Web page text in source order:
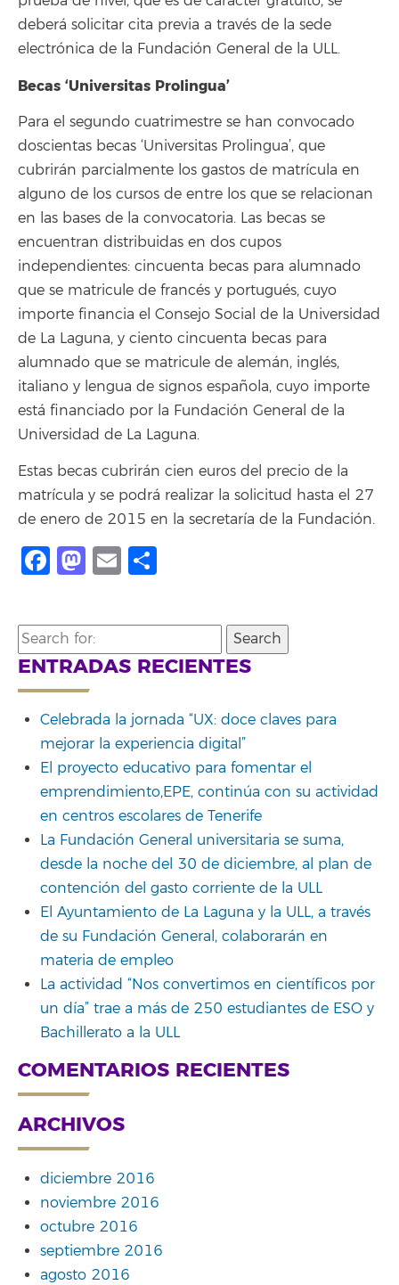
deberá solicitar cita previa a través de la sede
electrónica de la Fundación General de la ULL.
Becas ‘Universitas Prolingua’
Para el segundo cuatrimestre se han convocado
doscientas becas ‘Universitas Prolingua’, que
cubrirán parcialmente los gastos de matrícula en
alguno de los cursos de entre los que se relacionan
en las bases de la convocatoria. Las becas se
encuentran distribuidas en dos cupos
independientes: cincuenta becas para alumnado
que se matricule de francés y portugués, cuyo
importe financia el Consejo Social de la Universidad
de La Laguna, y ciento cincuenta becas para
alumnado que se matricule de alemán, inglés,
italiano y lengua de signos española, cuyo importe
está financiado por la Fundación General de la
Universidad de La Laguna.
Estas becas cubrirán cien euros del precio de la
matrícula y se podrá realizar la solicitud hasta el 27
de enero de 2015 en la secretaría de la Fundación.
Facebook
Mastodon
Email
Search
for:
ENTRADAS RECIENTES
Celebrada la jornada “UX: doce claves para
mejorar la experiencia digital”
El proyecto educativo para fomentar el
emprendimiento,EPE, continúa con su actividad
en centros escolares de Tenerife
La Fundación General universitaria se suma,
desde la noche del 30 de diciembre, al plan de
contención del gasto corriente de la ULL
El Ayuntamiento de La Laguna y la ULL, a través
de su Fundación General, colaborarán en
materia de empleo
La actividad “Nos convertimos en científicos por
un día” trae a más de 250 estudiantes de ESO y
Bachillerato a la ULL
COMENTARIOS RECIENTES
ARCHIVOS
diciembre 2016
noviembre 2016
octubre 2016
septiembre 2016
agosto 2016